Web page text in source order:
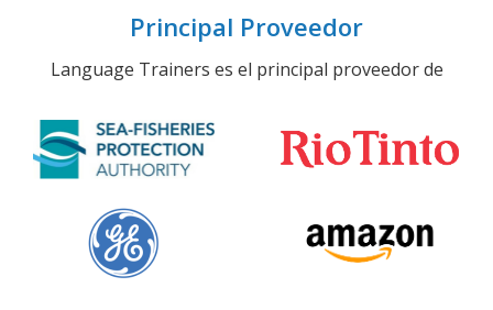
Principal Proveedor
Language Trainers es el principal proveedor de